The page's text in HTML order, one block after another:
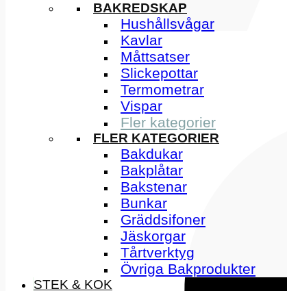
BAKREDSKAP
Hushållsvågar
Kavlar
Måttsatser
Slickepottar
Termometrar
Vispar
Fler kategorier
FLER KATEGORIER
Bakdukar
Bakplåtar
Bakstenar
Bunkar
Gräddsifoner
Jäskorgar
Tårtverktyg
Övriga Bakprodukter
STEK & KOK